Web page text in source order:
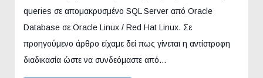
queries σε απομακρυσμένο SQL Server από Oracle
Database σε Oracle Linux / Red Hat Linux. Σε
προηγούμενο άρθρο είχαμε δεί πως γίνεται η αντίστροφη
διαδικασία ώστε να συνδεόμαστε από…